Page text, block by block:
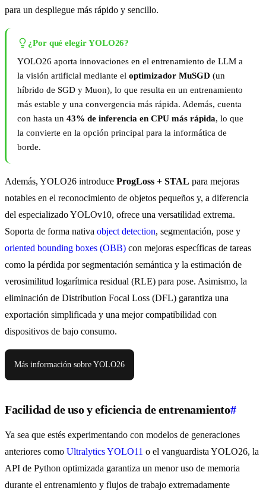
para un despliegue más rápido y sencillo.
¿Por qué elegir YOLO26?
YOLO26 aporta innovaciones en el entrenamiento de LLM a
la visión artificial mediante el optimizador MuSGD (un
híbrido de SGD y Muon), lo que resulta en un entrenamiento
más estable y una convergencia más rápida. Además, cuenta
con hasta un 43% de inferencia en CPU más rápida, lo que
la convierte en la opción principal para la informática de
borde.
Además, YOLO26 introduce ProgLoss + STAL para mejoras
notables en el reconocimiento de objetos pequeños y, a diferencia
del especializado YOLOv10, ofrece una versatilidad extrema.
Soporta de forma nativa object detection, segmentación, pose y
oriented bounding boxes (OBB) con mejoras específicas de tareas
como la pérdida por segmentación semántica y la estimación de
verosimilitud logarítmica residual (RLE) para pose. Asimismo, la
eliminación de Distribution Focal Loss (DFL) garantiza una
exportación simplificada y una mejor compatibilidad con
dispositivos de bajo consumo.
Más información sobre YOLO26
Facilidad de uso y eficiencia de entrenamiento#
Ya sea que estés experimentando con modelos de generaciones
anteriores como Ultralytics YOLO11 o el vanguardista YOLO26, la
API de Python optimizada garantiza un menor uso de memoria
durante el entrenamiento y flujos de trabajo extremadamente